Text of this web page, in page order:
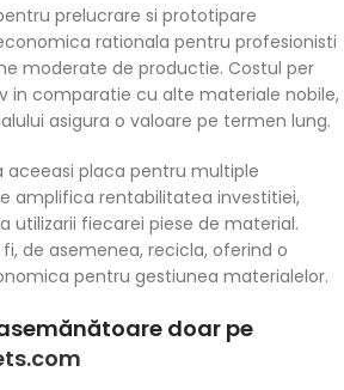
prelucrare si prototipare
rationala pentru profesionisti
moderate de productie. Costul per
in comparatie cu alte materiale nobile,
asigura o valoare pe termen lung.
aceeasi placa pentru multiple
amplifica rentabilitatea investitiei,
utilizarii fiecarei piese de material.
de asemenea, recicla, oferind o
pentru gestiunea materialelor.
doar pe